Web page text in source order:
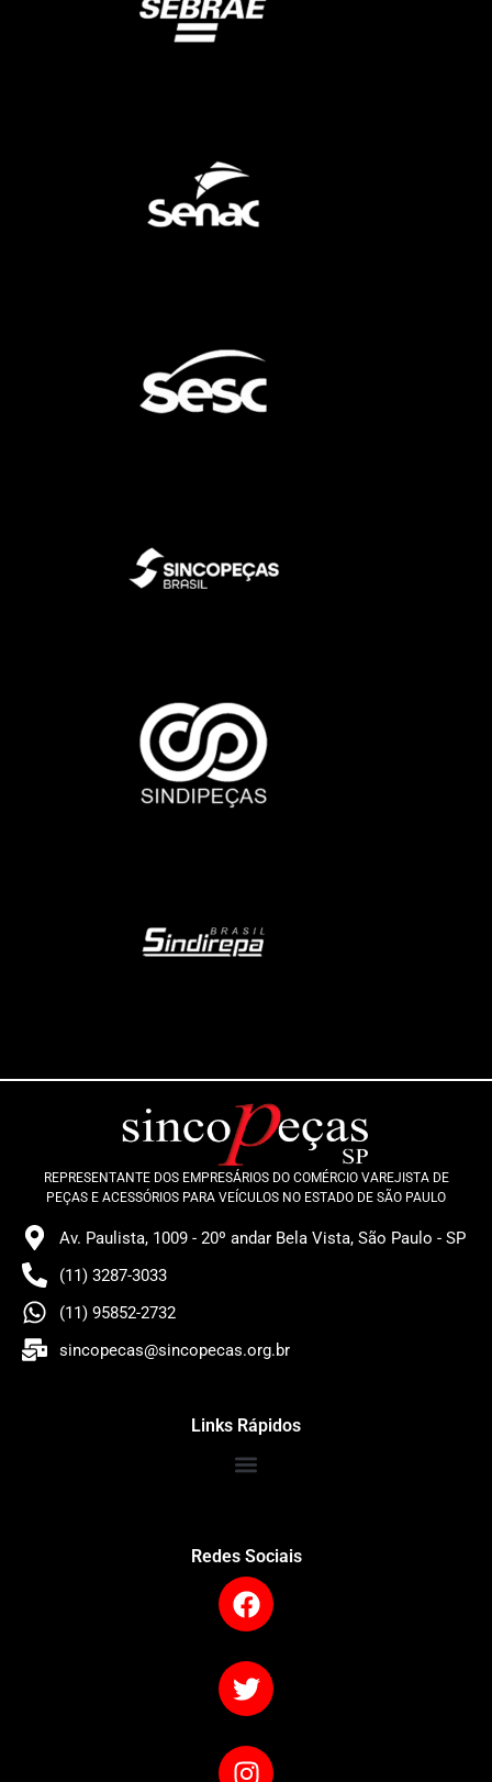
REPRESENTANTE DOS EMPRESÁRIOS DO COMÉRCIO VAREJISTA DE
PEÇAS E ACESSÓRIOS PARA VEÍCULOS NO ESTADO DE SÃO PAULO
Av. Paulista, 1009 - 20º andar Bela Vista, São Paulo - SP
(11) 3287-3033
(11) 95852-2732
sincopecas@sincopecas.org.br
Links Rápidos
Redes Sociais